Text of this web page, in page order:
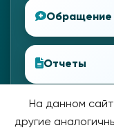
Обращение
Отчеты
На данном
другие